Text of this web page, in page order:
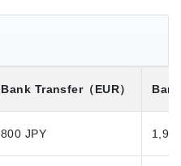
Bank Transfer（EUR）
800 JPY